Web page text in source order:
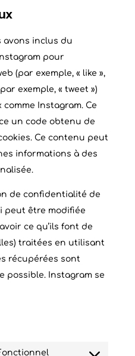
avons inclus du
pour
(par exemple, « like »,
exemple, « tweet »)
Instagram. Ce
un code obtenu de
Ce contenu peut
informations à des
de confidentialité de
peut être modifiée
ce qu’ils font de
traitées en utilisant
récupérées sont
possible. Instagram se